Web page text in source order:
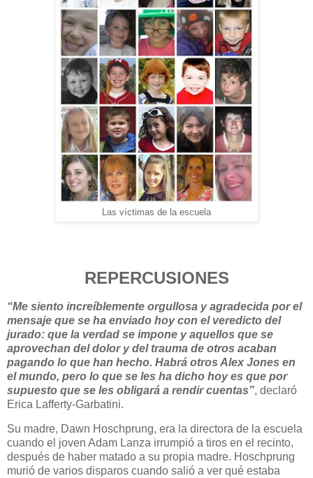
Las víctimas de la escuela
REPERCUSIONES
“Me siento increíblemente orgullosa y agradecida por el
mensaje que se ha enviado hoy con el veredicto del
jurado: que la verdad se impone y aquellos que se
aprovechan del dolor y del trauma de otros acaban
pagando lo que han hecho. Habrá otros Alex Jones en
el mundo, pero lo que se les ha dicho hoy es que por
supuesto que se les obligará a rendir cuentas”, declaró
Erica Lafferty-Garbatini.
Su madre, Dawn Hoschprung, era la directora de la escuela
cuando el joven Adam Lanza irrumpió a tiros en el recinto,
después de haber matado a su propia madre. Hoschprung
murió de varios disparos cuando salió a ver qué estaba